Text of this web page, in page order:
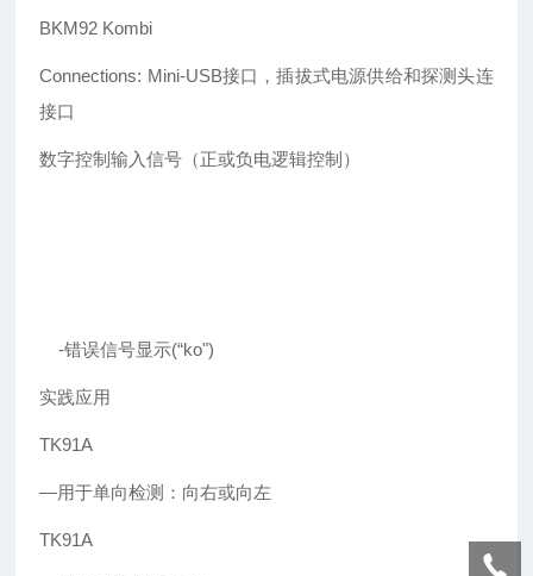
BKM92 Kombi
Connections: Mini-USB接口，插拔式电源供给和探测头连
接口
数字控制输入信号（正或负电逻辑控制）
-错误信号显示(“ko")
实践应用
TK91A
—用于单向检测：向右或向左
TK91A